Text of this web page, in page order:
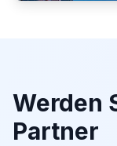
Werden
Partner